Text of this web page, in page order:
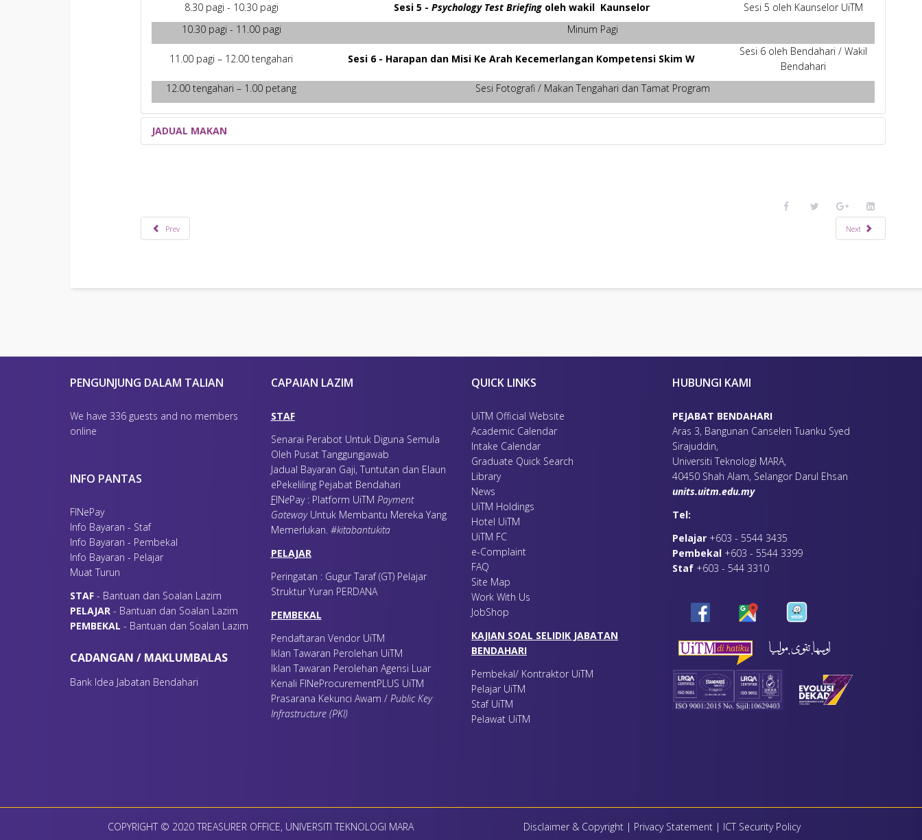
8.30 pagi - 10.30 pagi
Sesi 5 - Psychology Test Briefing oleh wakil Kaunselor
Sesi 5 oleh Kaunselor UiTM
10.30 pagi - 11.00 pagi
Minum Pagi
11.00 pagi – 12.00 tengahari Sesi 6 - Harapan dan Misi Ke Arah Kecemerlangan Kompetensi Skim W
Sesi 6 oleh Bendahari / Wakil
Bendahari
12.00 tengahari – 1.00 petang
Sesi Fotografi / Makan Tengahari dan Tamat Program
JADUAL MAKAN
Prev Next
PENGUNJUNG DALAM TALIAN
We have 336 guests and no members
online
INFO PANTAS
FINePay
Info Bayaran - Staf
Info Bayaran - Pembekal
Info Bayaran - Pelajar
Muat Turun
STAF - Bantuan dan Soalan Lazim
PELAJAR - Bantuan dan Soalan Lazim
PEMBEKAL - Bantuan dan Soalan Lazim
CADANGAN / MAKLUMBALAS
Bank Idea Jabatan Bendahari
CAPAIAN LAZIM
STAF
Senarai Perabot Untuk Diguna Semula
Oleh Pusat Tanggungjawab
Jadual Bayaran Gaji, Tuntutan dan Elaun
ePekeliling Pejabat Bendahari
FINePay : Platform UiTM Payment
GatewayUntuk Membantu Mereka Yang
Memerlukan.#kitabantukita
PELAJAR
Peringatan : Gugur Taraf (GT) Pelajar
Struktur Yuran PERDANA
PEMBEKAL
Pendaftaran Vendor UiTM
Iklan Tawaran Perolehan UiTM
Iklan Tawaran Perolehan Agensi Luar
Kenali FINeProcurementPLUS UiTM
Prasarana Kekunci Awam / Public Key
Infrastructure (PKI)
QUICK LINKS
UiTM Official Website
Academic Calendar
Intake Calendar
Graduate Quick Search
Library
News
UiTM Holdings
Hotel UiTM
UiTM FC
e-Complaint
FAQ
Site Map
Work With Us
JobShop
KAJIAN SOAL SELIDIK JABATAN
BENDAHARI
Pembekal/ Kontraktor UiTM
Pelajar UiTM
Staf UiTM
Pelawat UiTM
HUBUNGI KAMI
PEJABAT BENDAHARI
Aras 3, Bangunan Canseleri Tuanku Syed
Sirajuddin,
Universiti Teknologi MARA,
40450 Shah Alam, Selangor Darul Ehsan
units.uitm.edu.my
Tel:
Pelajar +603 - 5544 3435
Pembekal +603 - 5544 3399
Staf +603 - 544 3310
COPYRIGHT © 2020 TREASURER OFFICE, UNIVERSITI TEKNOLOGI MARA Disclaimer & Copyright| Privacy Statement | ICT Security Policy